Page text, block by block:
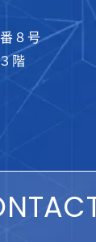
８号
階